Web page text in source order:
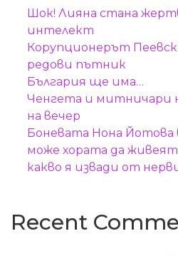
Шок! Лияна стана
интелект
Корупционерът
редови пътник
България ще има…
Ченгета и митничари
на вечер
Боневата Нона Йотова
може хората да
какво я извади от
Recent